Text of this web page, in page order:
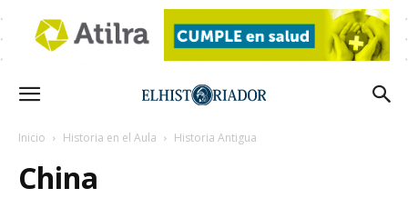
Inicio Historia en el Aula Historia Antigua
China